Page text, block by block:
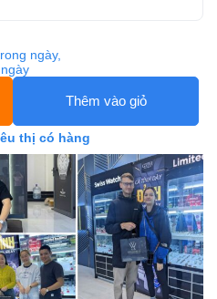
ngày,
Thêm vào giỏ
thị có hàng